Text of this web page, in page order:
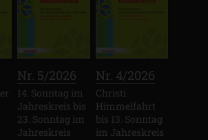
Nr. 5/2026
14. Sonntag im
Jahreskreis bis
23. Sonntag im
Jahreskreis
Nr. 4/2026
Christi
Himmelfahrt
bis 13. Sonntag
im Jahreskreis